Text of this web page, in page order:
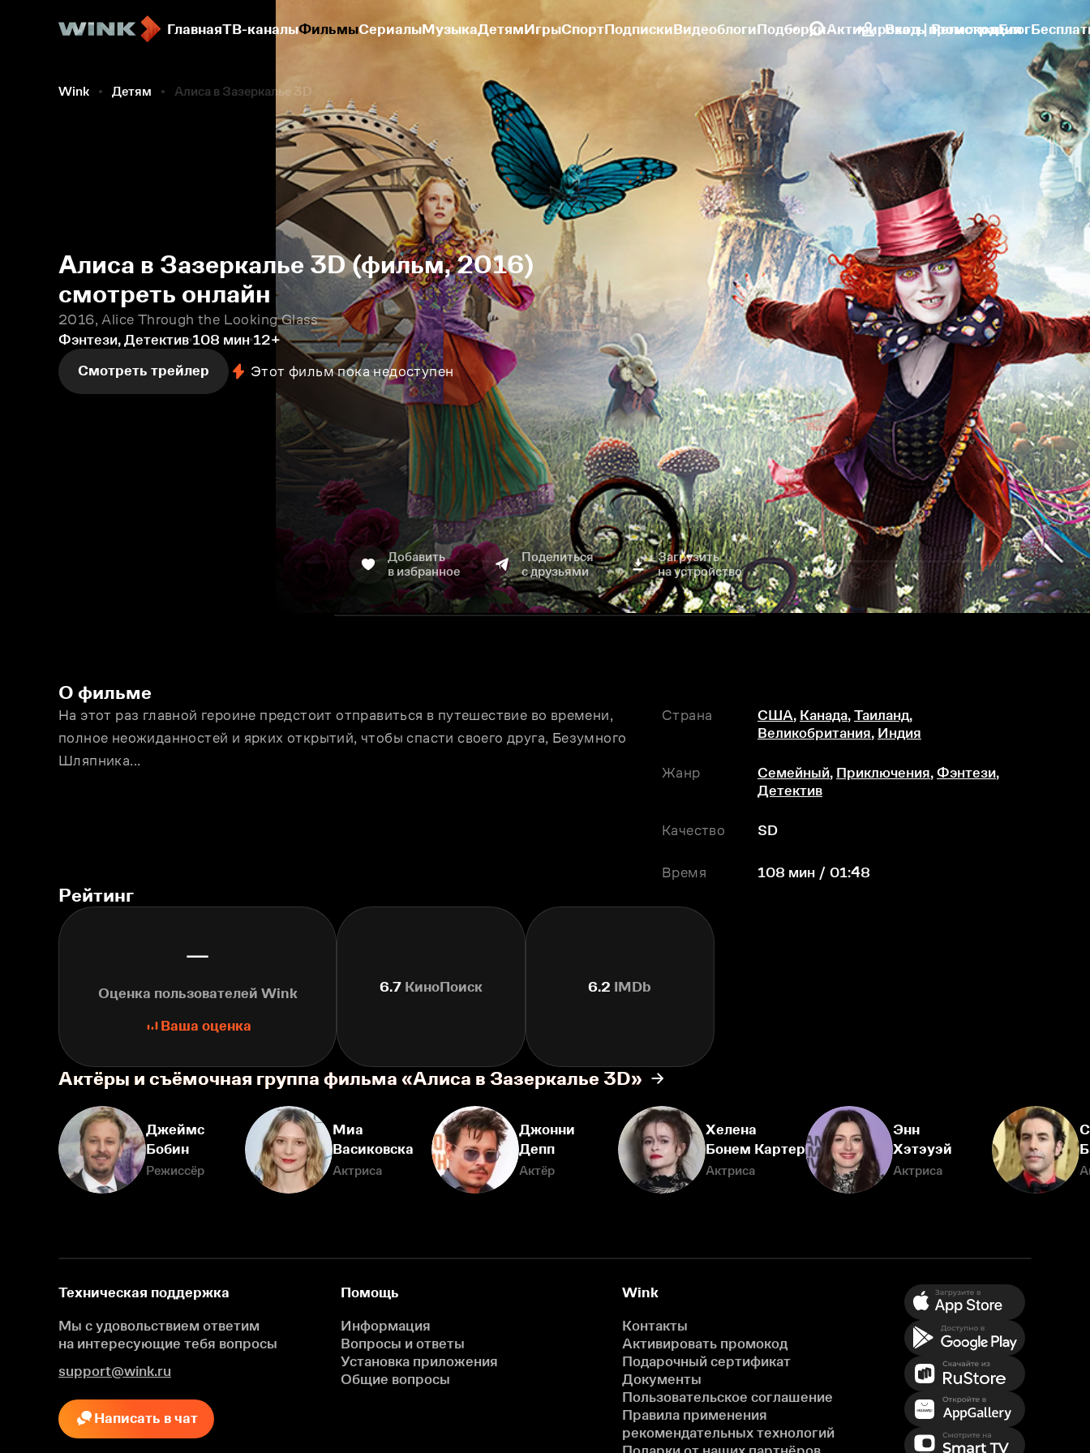
ГлавнаяТВ-каналыФильмыСериалыМузыкаДетямИгрыСпортПодпискиВидеоблогиПодборкиАктивировать промокодБлог
Вход | Регистрация
Wink Детям Алиса в Зазеркалье 3D
Алиса в Зазеркалье 3D (фильм, 2016)
смотреть онлайн
2016, Alice Through the Looking Glass
Фэнтези, Детектив 108 мин 12+
Смотреть трейлер
Этот фильм пока недоступен
Добавить
в избранное
Поделиться
с друзьями
Загрузить
на устройство
О фильме
На этот раз главной героине предстоит отправиться в путешествие во времени,
полное неожиданностей и ярких открытий, чтобы спасти своего друга, Безумного
Шляпника...
Страна США, Канада, Таиланд,
Великобритания, Индия
Жанр Семейный, Приключения, Фэнтези,
Детектив
Качество SD
Время 108 мин / 01:48
Рейтинг
—
Оценка пользователей Wink
Ваша оценка
6.7 КиноПоиск 6.2 IMDb
Актёры и съёмочная группа фильма «Алиса в Зазеркалье 3D»
Джеймс
Бобин
Режиссёр
Миа
Васиковска
Актриса
Джонни
Депп
Актёр
Хелена
Бонем Картер
Актриса
Энн
Хэтэуэй
Актриса
Техническая поддержка
Мы с удовольствием ответим
на интересующие тебя вопросы
support@wink.ru
Написать в чат
Помощь
Информация
Вопросы и ответы
Установка приложения
Общие вопросы
Wink
Контакты
Активировать промокод
Подарочный сертификат
Документы
Пользовательское соглашение
Правила применения
рекомендательных технологий